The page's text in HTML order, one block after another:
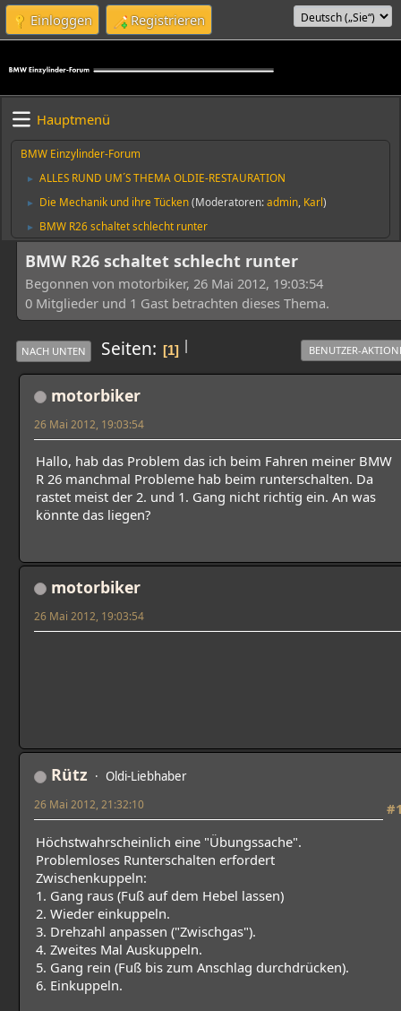
Einloggen Registrieren
Hauptmenü
BMW Einzylinder-Forum
► ALLES RUND UM´S THEMA OLDIE-RESTAURATION
► Die Mechanik und ihre Tücken(Moderatoren:admin Karl)
► BMW R26 schaltet schlecht runter
BMW R26 schaltet schlecht runter
Begonnen von motorbiker, 26 Mai 2012, 19:03:54
0 Mitglieder und 1 Gast betrachten dieses Thema.
|
NACH UNTEN Seiten 1 BENUTZER-
motorbiker
26 Mai 2012, 19:03:54
Hallo, hab das Problem das ich beim Fahren meiner BMW
R 26 manchmal Probleme hab beim runterschalten. Da
rastet meist der 2. und 1. Gang nicht richtig ein. An was
könnte das liegen?
motorbiker
26 Mai 2012, 19:03:54
Rütz Oldi-Liebhaber
26 Mai 2012, 21:32:10
Höchstwahrscheinlich eine "Übungssache".
Problemloses Runterschalten erfordert
Zwischenkuppeln:
1. Gang raus (Fuß auf dem Hebel lassen)
2. Wieder einkuppeln.
3. Drehzahl anpassen ("Zwischgas").
4. Zweites Mal Auskuppeln.
5. Gang rein (Fuß bis zum Anschlag durchdrücken).
6. Einkuppeln.